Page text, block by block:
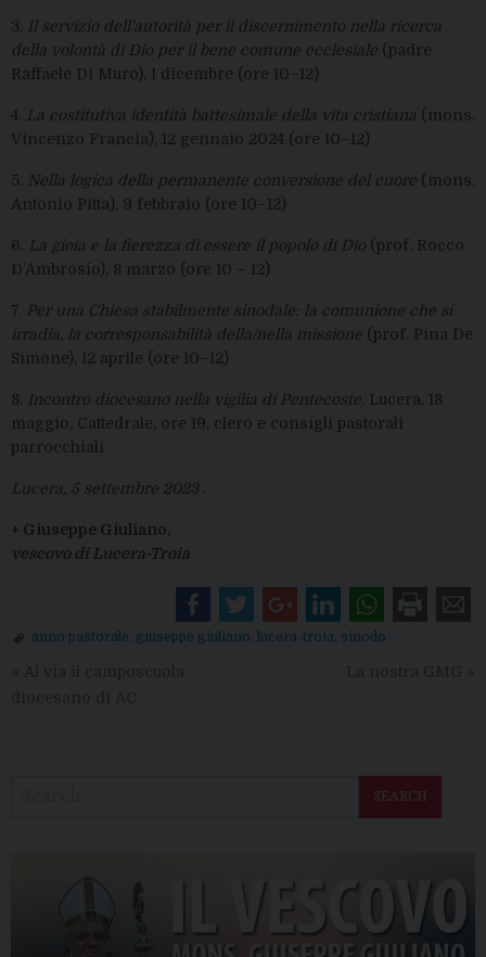
3.
Il servizio dell’autorità per il discernimento nella ricerca
della volontà di Dio per il bene comune ecclesiale (padre
Raffaele Di Muro), 1 dicembre (ore 10–12)
4. La costitutiva identità battesimale della vita cristiana (mons.
Vincenzo Francia), 12 gennaio 2024 (ore 10–12)
5. Nella logica della permanente conversione del cuore (mons.
Antonio Pitta), 9 febbraio (ore 10–12)
6. La gioia e la fierezza di essere il popolo di Dio (prof. Rocco
D’Ambrosio), 8 marzo (ore 10 – 12)
7.
Per una Chiesa stabilmente sinodale: la comunione che si
irradia, la corresponsabilità della/nella missione (prof. Pina De
Simone), 12 aprile (ore 10–12)
8. Incontro diocesano nella vigilia di Pentecoste . Lucera, 18
maggio, Cattedrale, ore 19, clero e consigli pastorali
parrocchiali
Lucera, 5 settembre 2023
+ Giuseppe Giuliano,
vescovo di Lucera-Troia
anno pastorale giuseppe giuliano lucera-troia sinodo
SEARCH